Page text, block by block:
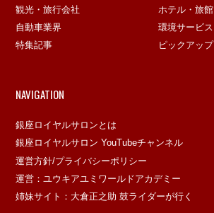
観光・旅行会社
ホテル・旅館
自動車業界
環境サービス
特集記事
ピックアップ
NAVIGATION
銀座ロイヤルサロンとは
銀座ロイヤルサロン YouTubeチャンネル
運営方針/プライバシーポリシー
運営：ユウキアユミワールドアカデミー
姉妹サイト：大倉正之助 鼓ライダーが行く